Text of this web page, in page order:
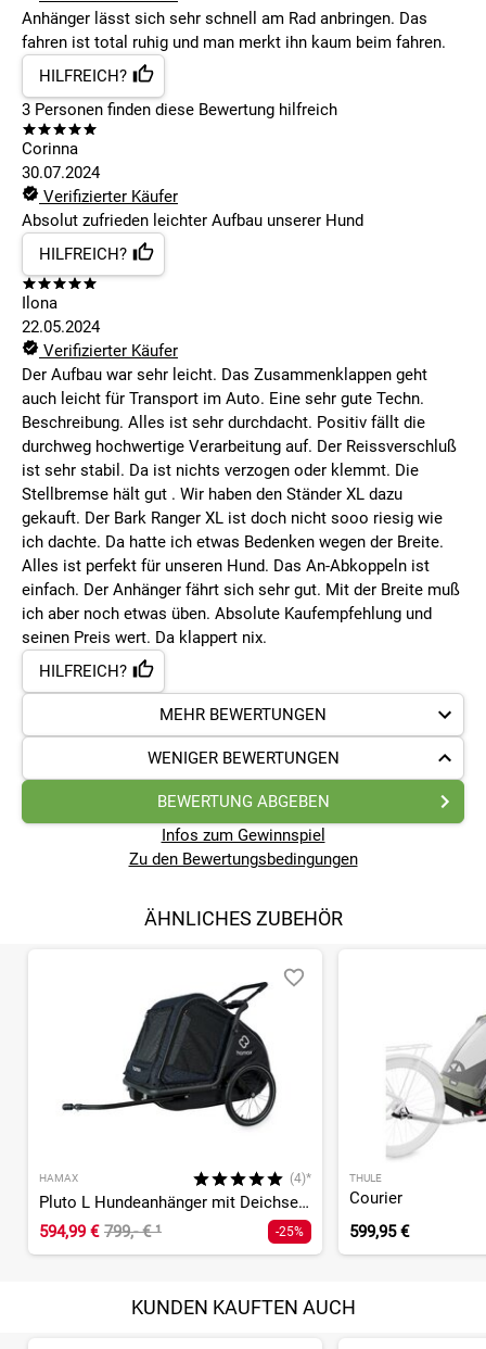
Anhänger lässt sich sehr schnell am Rad anbringen. Das
fahren ist total ruhig und man merkt ihn kaum beim fahren.
HILFREICH?
3 Personen finden diese Bewertung hilfreich
Corinna
30.07.2024
Verifizierter Käufer
Absolut zufrieden leichter Aufbau unserer Hund
HILFREICH?
Ilona
22.05.2024
Verifizierter Käufer
Der Aufbau war sehr leicht. Das Zusammenklappen geht
auch leicht für Transport im Auto. Eine sehr gute Techn.
Beschreibung. Alles ist sehr durchdacht. Positiv fällt die
durchweg hochwertige Verarbeitung auf. Der Reissverschluß
ist sehr stabil. Da ist nichts verzogen oder klemmt. Die
Stellbremse hält gut . Wir haben den Ständer XL dazu
gekauft. Der Bark Ranger XL ist doch nicht sooo riesig wie
ich dachte. Da hatte ich etwas Bedenken wegen der Breite.
Alles ist perfekt für unseren Hund. Das An-Abkoppeln ist
einfach. Der Anhänger fährt sich sehr gut. Mit der Breite muß
ich aber noch etwas üben. Absolute Kaufempfehlung und
seinen Preis wert. Da klappert nix.
HILFREICH?
MEHR BEWERTUNGEN
WENIGER BEWERTUNGEN
BEWERTUNG ABGEBEN
Infos zum Gewinnspiel
Zu den Bewertungsbedingungen
ÄHNLICHES ZUBEHÖR
HAMAX (4)*
Pluto L Hundeanhänger mit Deichsel und Buggyrad
594,99 € 799,- €¹ -25%
THULE
Courier
599,95 €
KUNDEN KAUFTEN AUCH